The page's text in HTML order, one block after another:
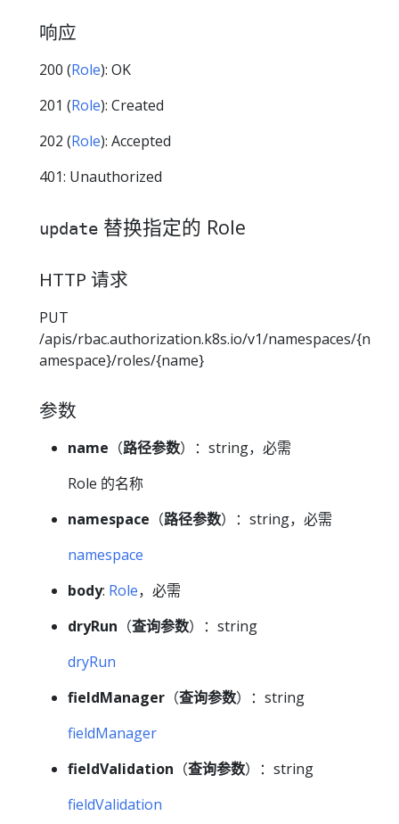
响应
200 (Role): OK
201 (Role): Created
202 (Role): Accepted
401: Unauthorized
update 替换指定的 Role
HTTP 请求
PUT
/apis/rbac.authorization.k8s.io/v1/namespaces/{n
amespace}/roles/{name}
参数
name （路径参数）：string，必需
Role 的名称
namespace （路径参数）：string，必需
namespace
body: Role，必需
dryRun （查询参数）：string
dryRun
fieldManager （查询参数）：string
fieldManager
fieldValidation （查询参数）：string
fieldValidation